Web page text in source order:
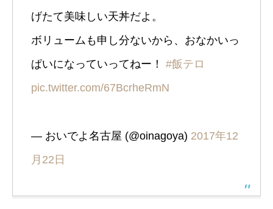
げたて美味しい天丼だよ。
ボリュームも申し分ないから、おなかいっ
ぱいになっていってねー！ #飯テロ
pic.twitter.com/67BcrheRmN
— おいでよ名古屋 (@oinagoya) 2017年12
月22日